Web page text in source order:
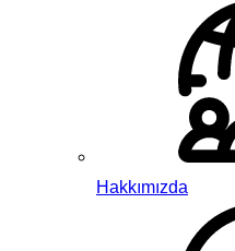
Hakkımızda